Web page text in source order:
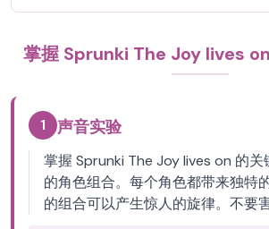
掌握 Sprunki The Joy lives
1 声音实验
掌握 Sprunki The Joy lives on 的关
的角色组合。每个角色都带来独特
的组合可以产生惊人的旋律。不要